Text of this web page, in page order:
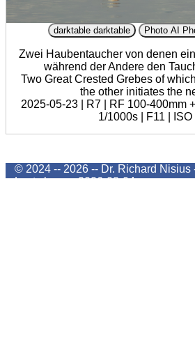
darktable darktable Photo AI
Zwei Haubentaucher von denen
während der Andere den
Two Great Crested Grebes of
the other initiates the
2025-05-23 | R7 | RF 100-400mm
1/1000s | F11 | ISO
© 2024 -- 2026 -- Dr. Richard Nisius
Last change2026-08-04